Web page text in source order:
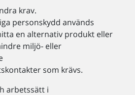
krav.
personskydd används
en alternativ produkt eller
miljö- eller
som krävs.
arbetssätt i